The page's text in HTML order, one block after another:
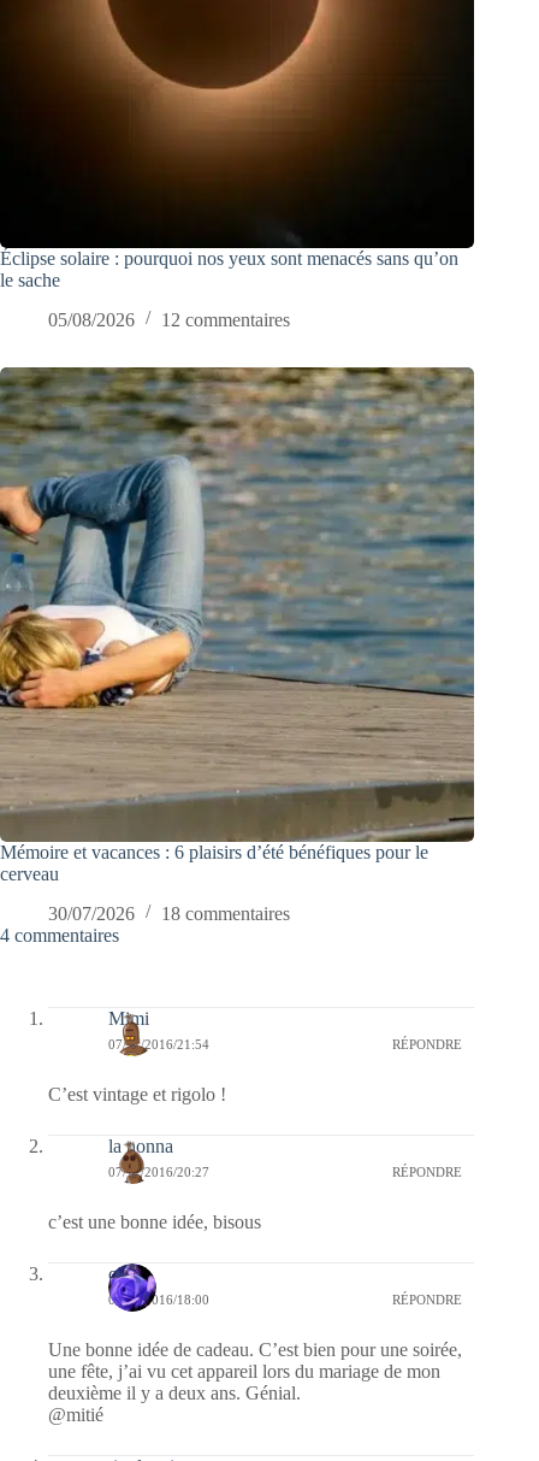
Éclipse solaire : pourquoi nos yeux sont menacés sans qu’on
le sache
05/08/2026
12 commentaires
Mémoire et vacances : 6 plaisirs d’été bénéfiques pour le
cerveau
30/07/2026
18 commentaires
4 commentaires
Mimi
07/11/2016/21:54 RÉPONDRE
C’est vintage et rigolo !
la nonna
07/11/2016/20:27 RÉPONDRE
c’est une bonne idée, bisous
covix
07/11/2016/18:00 RÉPONDRE
Une bonne idée de cadeau. C’est bien pour une soirée,
une fête, j’ai vu cet appareil lors du mariage de mon
deuxième il y a deux ans. Génial.
@mitié